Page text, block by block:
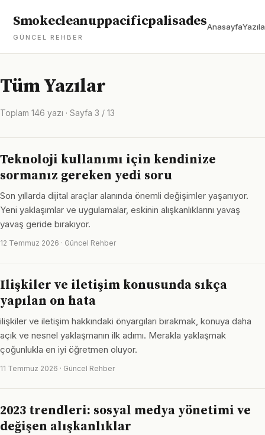
Smokecleanuppacificpalisades
GÜNCEL REHBER
Anasayfa
Tüm Yazılar
Toplam 146 yazı · Sayfa 3 / 13
Teknoloji kullanımı için kendinize
sormanız gereken yedi soru
Son yıllarda dijital araçlar alanında önemli değişimler yaşanıyor.
Yeni yaklaşımlar ve uygulamalar, eskinin alışkanlıklarını yavaş
yavaş geride bırakıyor.
12 Temmuz 2026 · Güncel Rehber
Ilişkiler ve iletişim konusunda sıkça
yapılan on hata
ilişkiler ve iletişim hakkındaki önyargıları bırakmak, konuya daha
açık ve nesnel yaklaşmanın ilk adımı. Merakla yaklaşmak
çoğunlukla en iyi öğretmen oluyor.
11 Temmuz 2026 · Güncel Rehber
2023 trendleri: sosyal medya yönetimi ve
değişen alışkanlıklar